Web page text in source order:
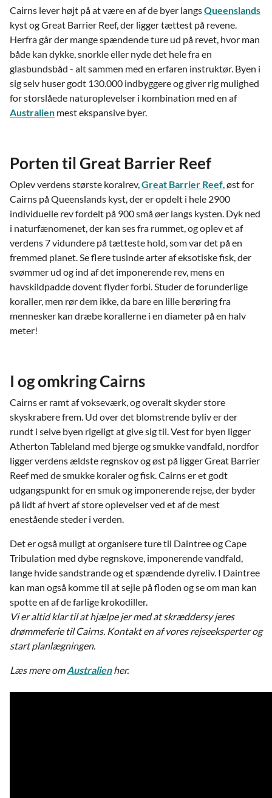
Cairns lever højt på at være en af de byer langsQueenslands
kyst og Great Barrier Reef, der ligger tættest på revene.
Herfra går der mange spændende ture ud på revet, hvor man
både kan dykke, snorkle eller nyde det hele fra en
glasbundsbåd - alt sammen med en erfaren instruktør. Byen i
sig selv huser godt 130.000 indbyggere og giver rig mulighed
for storslåede naturoplevelser i kombination med en af
Australien mest ekspansive byer.
Porten til Great Barrier Reef
Oplev verdens største koralrev,Great Barrier Reef, øst for
Cairns på Queenslands kyst, der er opdelt i hele 2900
individuelle rev fordelt på 900 små øer langs kysten. Dyk ned
i naturfænomenet, der kan ses fra rummet, og oplev et af
verdens 7 vidundere på tætteste hold, som var det på en
fremmed planet. Se flere tusinde arter af eksotiske fisk, der
svømmer ud og ind af det imponerende rev, mens en
havskildpadde dovent flyder forbi. Studer de forunderlige
koraller, men rør dem ikke, da bare en lille berøring fra
mennesker kan dræbe korallerne i en diameter på en halv
meter!
I og omkring Cairns
Cairns er ramt af vokseværk, og overalt skyder store
skyskrabere frem. Ud over det blomstrende byliv er der
rundt i selve byen rigeligt at give sig til. Vest for byen ligger
Atherton Tableland med bjerge og smukke vandfald, nordfor
ligger verdens ældste regnskov og øst på ligger Great Barrier
Reef med de smukke koraler og fisk. Cairns er et godt
udgangspunkt for en smuk og imponerende rejse, der byder
på lidt af hvert af store oplevelser ved et af de mest
enestående steder i verden.
Det er også muligt at organisere ture til Daintree og Cape
Tribulation med dybe regnskove, imponerende vandfald,
lange hvide sandstrande og et spændende dyreliv. I Daintree
kan man også komme til at sejle på floden og se om man kan
spotte en af de farlige krokodiller.
Vi er altid klar til at hjælpe jer med at skræddersy jeres
drømmeferie til Cairns. Kontakt en af vores rejseeksperter og
start planlægningen.
Læs mere omAustralienher.